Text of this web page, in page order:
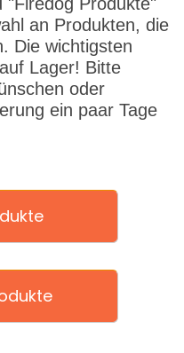
an Produkten, die
Die wichtigsten
Lager! Bitte
oder
ein paar Tage